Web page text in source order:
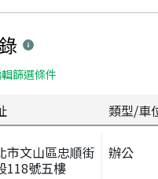
篩選條件
類型/車
市文山區忠順街
118號五樓
辦公